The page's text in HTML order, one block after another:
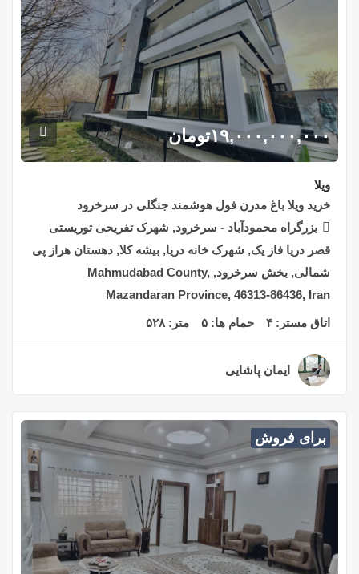
۱۹,۰۰۰,۰۰۰,۰۰۰تومان
ویلا
خرید ویلا باغ مدرن فول هوشمند جنگلی در سرخرود
بزرگراه محمودآباد - سرخرود, شهرک تفریحی توریستی
قصر دریا فاز یک, شهرک خانه دریا, بیشه کلا, دهستان هراز پی
شمالی, بخش سرخرود, Mahmudabad County,
Mazandaran Province, 46313-86436, Iran
اتاق مستر: ۴ حمام ها: ۵ متر: ۵۲۸
ایمان پاشایی
برای فروش